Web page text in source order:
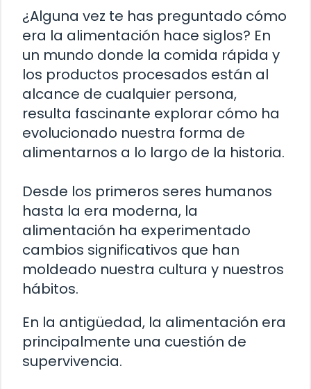
¿Alguna vez te has preguntado cómo
era la alimentación hace siglos? En
un mundo donde la comida rápida y
los productos procesados están al
alcance de cualquier persona,
resulta fascinante explorar cómo ha
evolucionado nuestra forma de
alimentarnos a lo largo de la historia.
Desde los primeros seres humanos
hasta la era moderna, la
alimentación ha experimentado
cambios significativos que han
moldeado nuestra cultura y nuestros
hábitos.
En la antigüedad, la alimentación era
principalmente una cuestión de
supervivencia.